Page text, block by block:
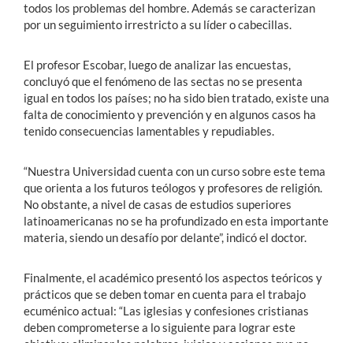
todos los problemas del hombre. Además se caracterizan
por un seguimiento irrestricto a su líder o cabecillas.
El profesor Escobar, luego de analizar las encuestas,
concluyó que el fenómeno de las sectas no se presenta
igual en todos los países; no ha sido bien tratado, existe una
falta de conocimiento y prevención y en algunos casos ha
tenido consecuencias lamentables y repudiables.
“Nuestra Universidad cuenta con un curso sobre este tema
que orienta a los futuros teólogos y profesores de religión.
No obstante, a nivel de casas de estudios superiores
latinoamericanas no se ha profundizado en esta importante
materia, siendo un desafío por delante”, indicó el doctor.
Finalmente, el académico presentó los aspectos teóricos y
prácticos que se deben tomar en cuenta para el trabajo
ecuménico actual: “Las iglesias y confesiones cristianas
deben comprometerse a lo siguiente para lograr este